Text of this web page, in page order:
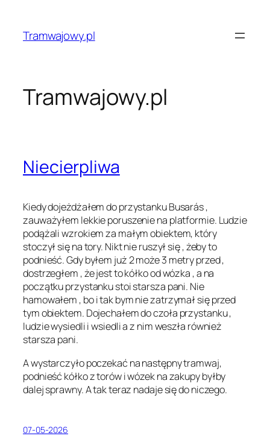
treściTramwajowy.pl
Tramwajowy.pl
Niecierpliwa
Kiedy dojeżdżałem do przystanku Busarás ,
zauważyłem lekkie poruszenie na platformie. Ludzie
podążali wzrokiem za małym obiektem, który
stoczył się na tory. Nikt nie ruszył się , żeby to
podnieść. Gdy byłem już 2 może 3 metry przed ,
dostrzegłem , że jest to kółko od wózka , a na
początku przystanku stoi starsza pani. Nie
hamowałem , bo i tak bym nie zatrzymał się przed
tym obiektem. Dojechałem do czoła przystanku ,
ludzie wysiedli i wsiedli a z nim weszła również
starsza pani.
A wystarczyło poczekać na następny tramwaj,
podnieść kółko z torów i wózek na zakupy byłby
dalej sprawny. A tak teraz nadaje się do niczego.
07-05-2026